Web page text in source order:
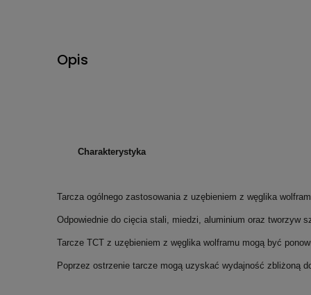
Opis
Charakterystyka
Tarcza ogólnego zastosowania z uzębieniem z węglika
Odpowiednie do cięcia stali, miedzi, aluminium oraz tworzyw
Tarcze TCT z uzębieniem z węglika wolframu mogą być
Poprzez ostrzenie tarcze mogą uzyskać wydajność zbliżoną